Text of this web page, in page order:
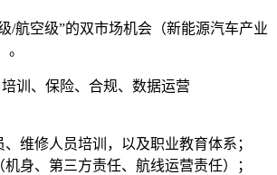
/航空级”的双市场机会（新能源汽车产业
训、保险、合规、数据运营
维修人员培训，以及职业教育体系；
身、第三方责任、航线运营责任）；